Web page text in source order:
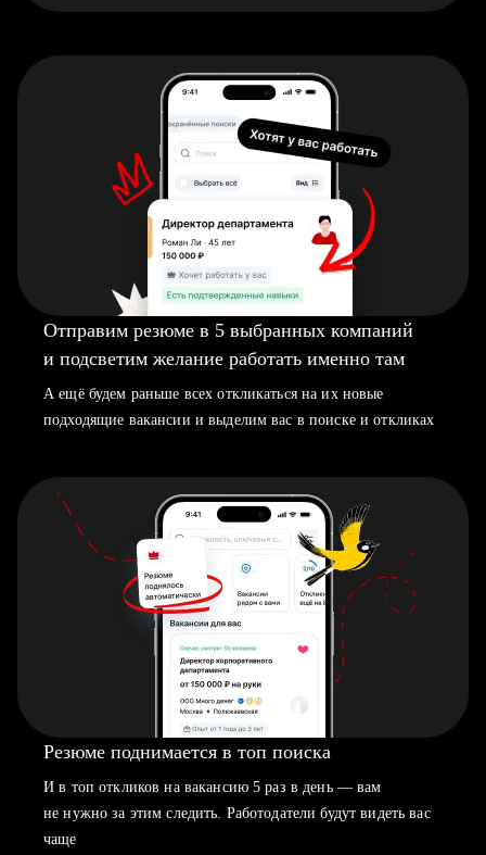
Отправим резюме в 5 выбранных компаний
и подсветим желание работать именно там
А ещё будем раньше всех откликаться на их новые
подходящие вакансии и выделим вас в поиске и откликах
Резюме поднимается в топ поиска
И в топ откликов на вакансию 5 раз в день — вам
не нужно за этим следить. Работодатели будут видеть вас
чаще